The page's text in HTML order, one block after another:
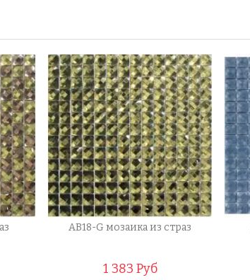
AB18-G мозаика из страз
1 383 Руб